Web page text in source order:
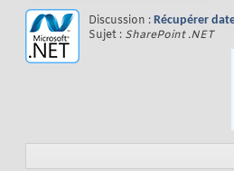
Discussion : Récupérer
Sujet : SharePoint .NET